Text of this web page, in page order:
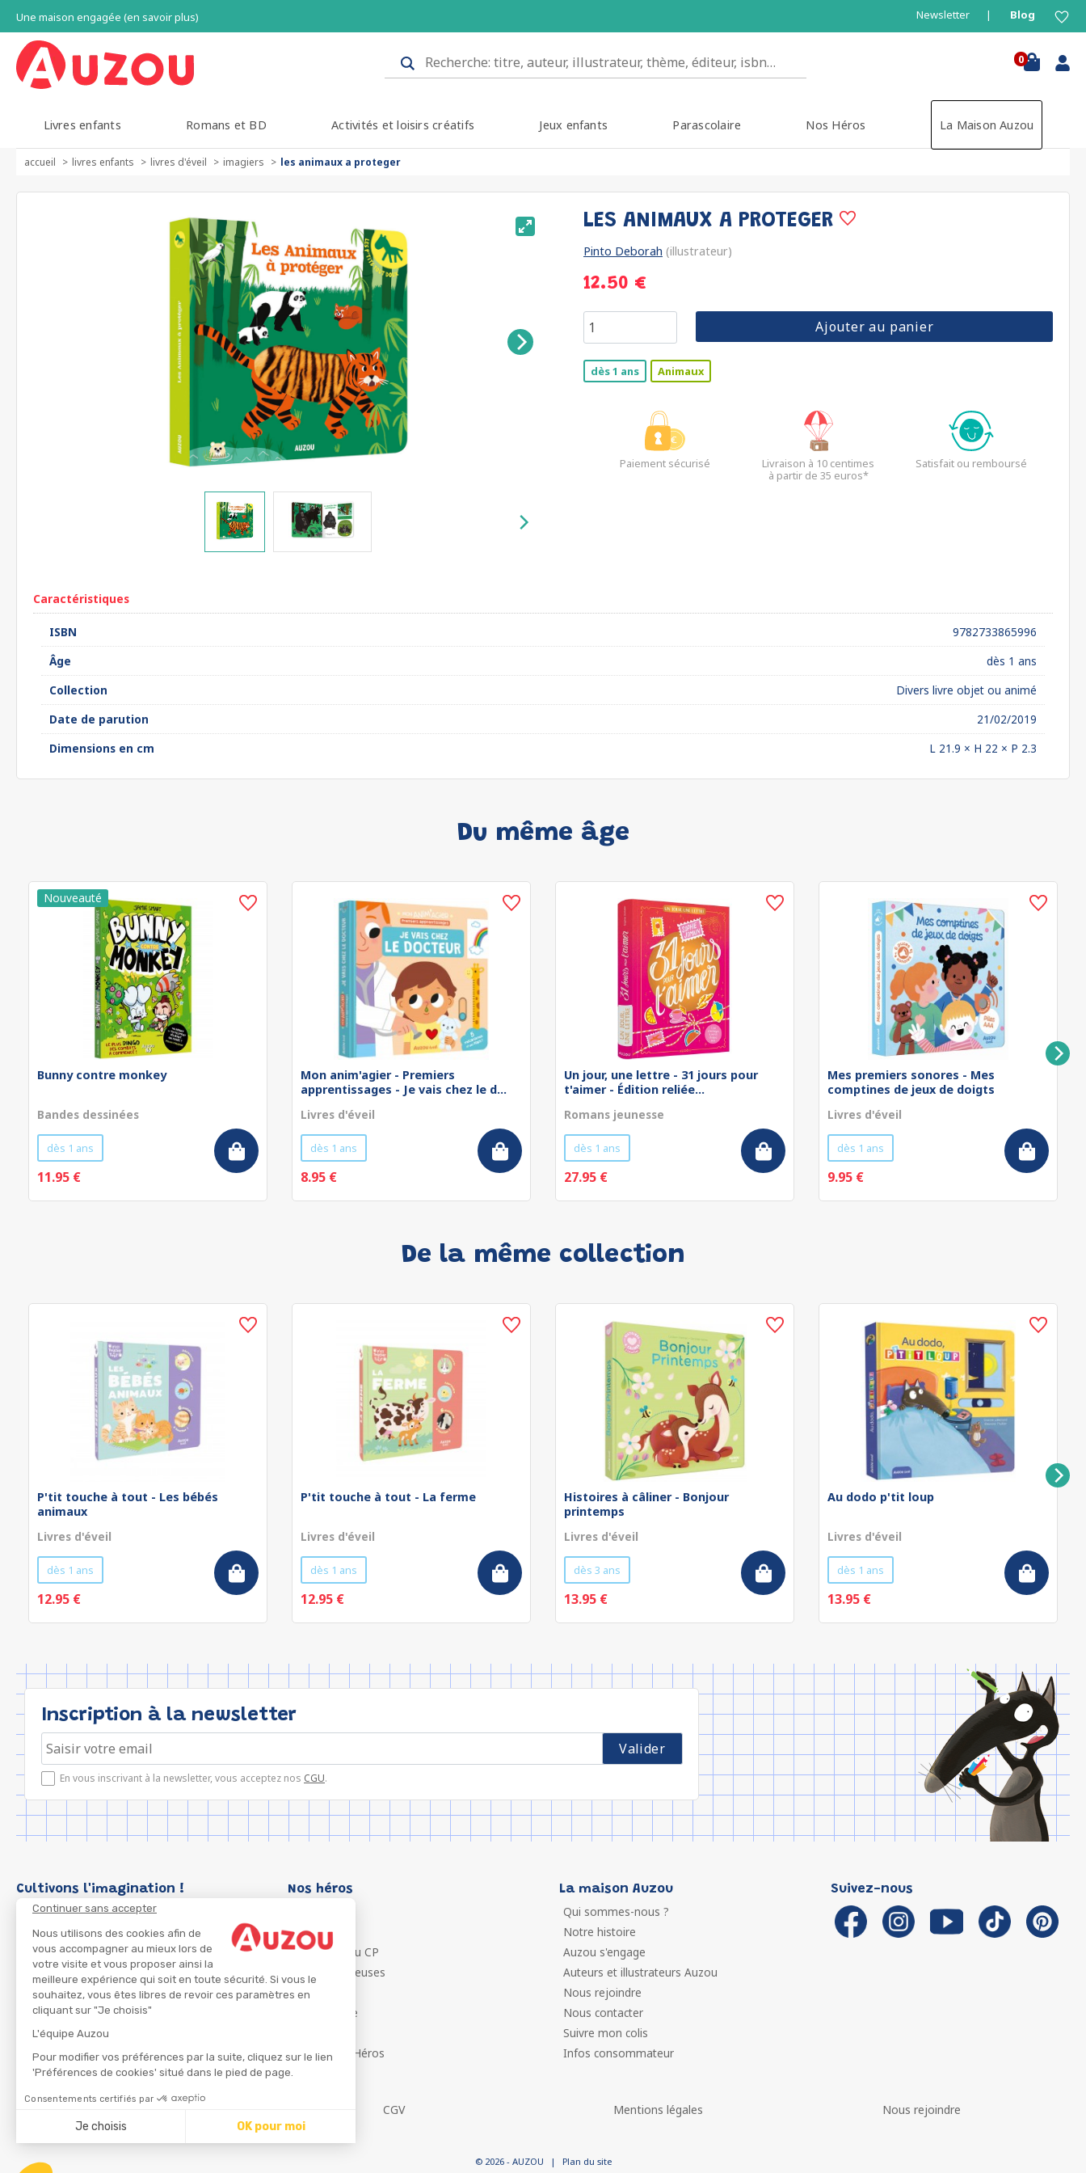
Continuer sans accepter
Nous utilisons des cookies afin de
vous accompagner au mieux lors de
votre visite et vous proposer ainsi la
meilleure expérience qui soit en toute sécurité. Si vous le
souhaitez, vous êtes libres de revoir ces paramètres en
cliquant sur "Je choisis"
L'équipe Auzou
Pour modifier vos préférences par la suite, cliquez sur le lien
'Préférences de cookies' situé dans le pied de page.
Consentements certifiés par
Je choisis OK pour moi
Une maison engagée (en savoir plus) Newsletter Blog
0
Livres enfants Romans et BD Activités et loisirs créatifs Jeux enfants Parascolaire Nos Héros La Maison Auzou
accueil livres enfants livres d'éveil imagiers les animaux a proteger
LES ANIMAUX A PROTEGER
Pinto Deborah (illustrateur)
12.50 €
Ajouter au panier
dès 1 ans Animaux
Paiement sécurisé
Livraison à 10 centimes
à partir de 35 euros*
Satisfait ou remboursé
Caractéristiques
ISBN
9782733865996
Âge
dès 1 ans
Collection
Divers livre objet ou animé
Date de parution
21/02/2019
Dimensions en cm
L 21.9 × H 22 × P 2.3
Du même âge
Bunny contre monkey
Bandes dessinées
dès 1 ans
11.95 €
Mon anim'agier - Premiers
apprentissages - Je vais chez le d...
Livres d'éveil
dès 1 ans
8.95 €
Un jour, une lettre - 31 jours pour
t'aimer - Édition reliée...
Romans jeunesse
dès 1 ans
27.95 €
Mes premiers sonores - Mes
comptines de jeux de doigts
Livres d'éveil
dès 1 ans
9.95 €
De la même collection
P'tit touche à tout - Les bébés
animaux
Livres d'éveil
dès 1 ans
12.95 €
P'tit touche à tout - La ferme
Livres d'éveil
dès 1 ans
12.95 €
Histoires à câliner - Bonjour
printemps
Livres d'éveil
dès 3 ans
13.95 €
Au dodo p'tit loup
Livres d'éveil
dès 1 ans
13.95 €
Inscription à la newsletter
En vous inscrivant à la newsletter, vous acceptez nos CGU.
Cultivons l'imagination ! Nos héros
P'tit Loup
Les Héros du CP
Les Influenceuses
Migali
Petite Taupe
Ma Boîte à Héros
La maison Auzou
Qui sommes-nous ?
Notre histoire
Auzou s'engage
Auteurs et illustrateurs Auzou
Nous rejoindre
Nous contacter
Suivre mon colis
Infos consommateur
Suivez-nous
CGV Mentions légales Nous rejoindre
© 2026 - AUZOU | Plan du site